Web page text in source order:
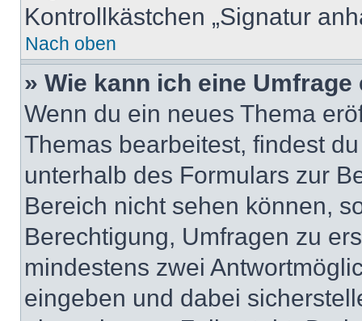
Kontrollkästchen „Signatur
Nach oben
» Wie kann ich eine
Wenn du ein neues Thema
Themas bearbeitest, findest
unterhalb des Formulars zur
Bereich nicht sehen können,
Berechtigung, Umfragen zu
mindestens zwei
eingeben und dabei